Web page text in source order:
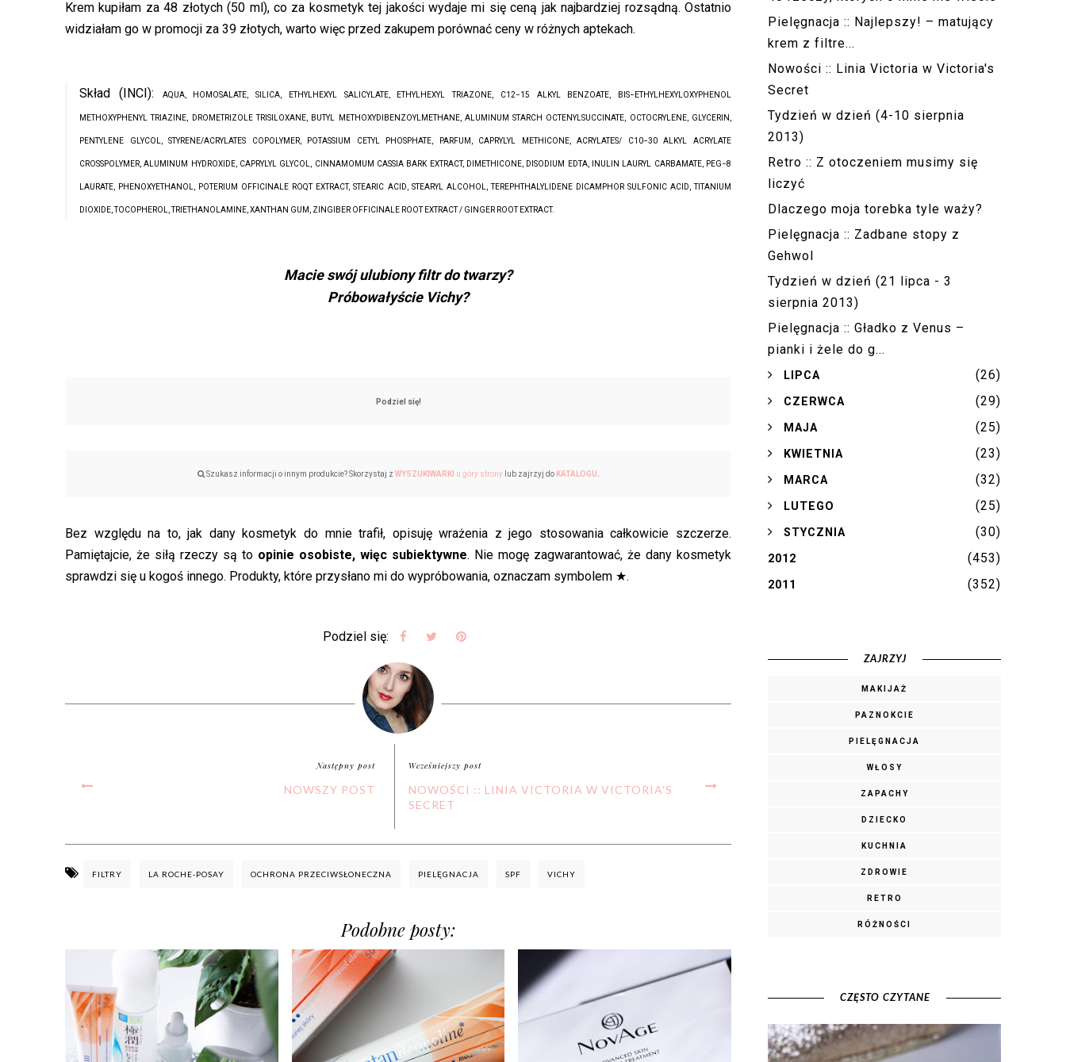
Krem kupiłam za 48 złotych (50 ml), co za kosmetyk tej jakości wydaje mi się ceną jak najbardziej rozsądną. Ostatnio
widziałam go w promocji za 39 złotych, warto więc przed zakupem porównać ceny w różnych aptekach.
Skład (INCI): AQUA, HOMOSALATE, SILICA, ETHYLHEXYL SALICYLATE, ETHYLHEXYL TRIAZONE, C12−15 ALKYL BENZOATE, BIS−ETHYLHEXYLOXYPHENOL
METHOXYPHENYL TRIAZINE, DROMETRIZOLE TRISILOXANE, BUTYL METHOXYDIBENZOYLMETHANE, ALUMINUM STARCH OCTENYLSUCCINATE, OCTOCRYLENE, GLYCERIN,
PENTYLENE GLYCOL, STYRENE/ACRYLATES COPOLYMER, POTASSIUM CETYL PHOSPHATE, PARFUM, CAPRYLYL METHICONE, ACRYLATES/ C10−30 ALKYL ACRYLATE
CROSSPOLYMER, ALUMINUM HYDROXIDE, CAPRYLYL GLYCOL, CINNAMOMUM CASSIA BARK EXTRACT, DIMETHICONE, DISODIUM EDTA, INULIN LAURYL CARBAMATE, PEG−8
LAURATE, PHENOXYETHANOL, POTERIUM OFFICINALE ROQT EXTRACT, STEARIC ACID, STEARYL ALCOHOL, TEREPHTHALYLIDENE DICAMPHOR SULFONIC ACID, TITANIUM
DIOXIDE, TOCOPHEROL, TRIETHANOLAMINE, XANTHAN GUM, ZINGIBER OFFICINALE ROOT EXTRACT / GINGER ROOT EXTRACT.
Macie swój ulubiony filtr do twarzy?
Próbowałyście Vichy?
Podziel się!
Szukasz informacji o innym produkcie? Skorzystaj z WYSZUKIWARKI u góry stronylub zajrzyj do KATALOGU
Bez względu na to, jak dany kosmetyk do mnie trafił, opisuję wrażenia z jego stosowania całkowicie szczerze.
Pamiętajcie, że siłą rzeczy są to opinie osobiste, więc subiektywne. Nie mogę zagwarantować, że dany kosmetyk
sprawdzi się u kogoś innego. Produkty, które przysłano mi do wypróbowania, oznaczam symbolem ★.
Podziel się:
Następny post
NOWSZY POST
Wcześniejszy post
NOWOŚCI :: LINIA VICTORIA W VICTORIA'S
SECRET
FILTRY LA ROCHE-POSAY OCHRONA PRZECIWSŁONECZNA PIELĘGNACJA SPF VICHY
Podobne posty:
Pielęgnacja :: Najlepszy! – matujący
krem z filtre...
Nowości :: Linia Victoria w Victoria's
Secret
Tydzień w dzień (4-10 sierpnia
2013)
Retro :: Z otoczeniem musimy się
liczyć
Dlaczego moja torebka tyle waży?
Pielęgnacja :: Zadbane stopy z
Gehwol
Tydzień w dzień (21 lipca - 3
sierpnia 2013)
Pielęgnacja :: Gładko z Venus –
pianki i żele do g...
►LIPCA (26)
►CZERWCA (29)
►MAJA (25)
►KWIETNIA (23)
►MARCA (32)
►LUTEGO (25)
►STYCZNIA (30)
2012 (453)
2011 (352)
ZAJRZYJ
MAKIJAŻ
PAZNOKCIE
PIELĘGNACJA
WŁOSY
ZAPACHY
DZIECKO
KUCHNIA
ZDROWIE
RETRO
RÓŻNOŚCI
CZĘSTO CZYTANE